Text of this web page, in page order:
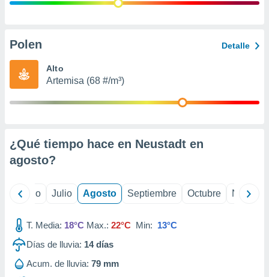
publicidad
de
Polen Detalle
Alto
Artemisa (68 #/m³)
¿Qué tiempo hace en Neustadt en
agosto?
Junio Julio Agosto Septiembre Octubre
T. Media: 18°C Max.: 22°C Min: 13°C
Días de lluvia: 14días
Acum. de lluvia: 79 mm